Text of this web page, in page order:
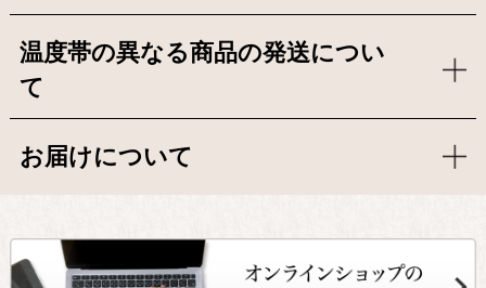
温度帯の異なる商品の発送につい
て
お届けについて